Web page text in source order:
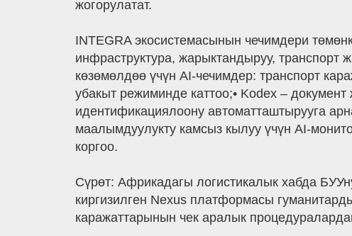
жогорулатат.
INTEGRA экосистемасынын чечимдери
инфраструктура, жарыктандыруу, транспорт
көзөмөлдөө үчүн AI-чечимдер: транспорт
убакыт режиминде каттоо;• Kodex –
идентификациялоону автоматташтырууга
маалымдуулукту камсыз кылуу үчүн AI-
коргоо.
Сүрөт: Африкадагы логистикалык хабда
киргизилген Nexus платформасы
каражаттарынын чек аралык